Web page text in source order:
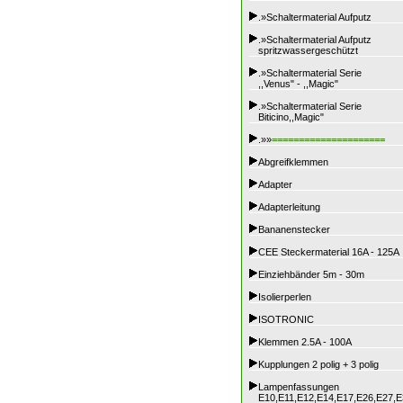
.»Schaltermaterial Aufputz
.»Schaltermaterial Aufputz
spritzwassergeschützt
.»Schaltermaterial Serie
,,Venus" - ,,Magic"
.»Schaltermaterial Serie
Biticino,,Magic"
.»»=====================
Abgreifklemmen
Adapter
Adapterleitung
Bananenstecker
CEE Steckermaterial 16A - 125A
Einziehbänder 5m - 30m
Isolierperlen
ISOTRONIC
Klemmen 2.5A - 100A
Kupplungen 2 polig + 3 polig
Lampenfassungen